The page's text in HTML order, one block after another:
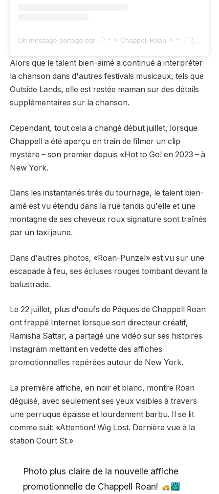
Un message partagé par ･ﾟ: * ✧ Chappell Roan ✧ *: ･ﾟ (@chappellroan)
Alors que le talent bien-aimé a continué à interpréter
la chanson dans d'autres festivals musicaux, tels que
Outside Lands, elle est restée maman sur des détails
supplémentaires sur la chanson.
Cependant, tout cela a changé début juillet, lorsque
Chappell a été aperçu en train de filmer un clip
mystère – son premier depuis «Hot to Go! en 2023 – à
New York.
Dans les instantanés tirés du tournage, le talent bien-
aimé est vu étendu dans la rue tandis qu'elle et une
montagne de ses cheveux roux signature sont traînés
par un taxi jaune.
Dans d'autres photos, «Roan-Punzel» est vu sur une
escapade à feu, ses écluses rouges tombant devant la
balustrade.
Le 22 juillet, plus d'oeufs de Pâques de Chappell Roan
ont frappé Internet lorsque son directeur créatif,
Ramisha Sattar, a partagé une vidéo sur ses histoires
Instagram mettant en vedette des affiches
promotionnelles repérées autour de New York.
La première affiche, en noir et blanc, montre Roan
déguisé, avec seulement ses yeux visibles à travers
une perruque épaisse et lourdement barbu. Il se lit
comme suit: «Attention! Wig Lost. Dernière vue à la
station Court St.»
Photo plus claire de la nouvelle affiche
promotionnelle de Chappell Roan!